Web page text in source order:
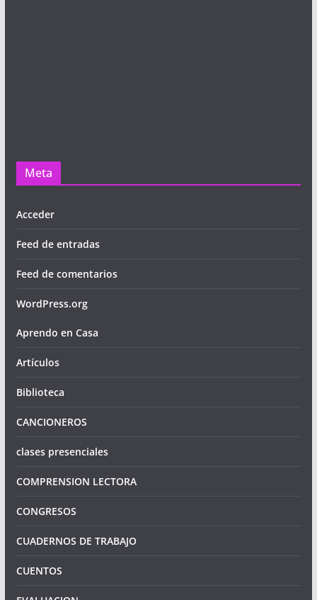
Meta
Acceder
Feed de entradas
Feed de comentarios
WordPress.org
Aprendo en Casa
Artículos
Biblioteca
CANCIONEROS
clases presenciales
COMPRENSION LECTORA
CONGRESOS
CUADERNOS DE TRABAJO
CUENTOS